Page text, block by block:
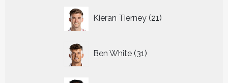
Kieran Tierney 21
producten
Ben White 31
producten